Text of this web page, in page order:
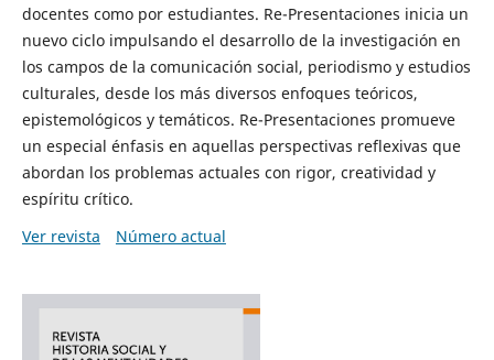
docentes como por estudiantes. Re-Presentaciones inicia un
nuevo ciclo impulsando el desarrollo de la investigación en
los campos de la comunicación social, periodismo y estudios
culturales, desde los más diversos enfoques teóricos,
epistemológicos y temáticos. Re-Presentaciones promueve
un especial énfasis en aquellas perspectivas reflexivas que
abordan los problemas actuales con rigor, creatividad y
espíritu crítico.
Ver revista
Número actual